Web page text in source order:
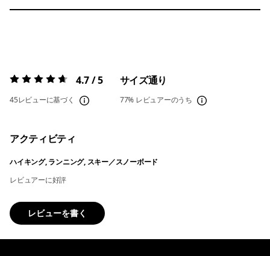
評価:4.7 / 5 4.7 / 5
45レビューに基づく
サイズ通り
77% レビュアーのうち
アクティビティ
ハイキング, ランニング, スキー／スノーボード
レビュアーに好評
レビューを書く